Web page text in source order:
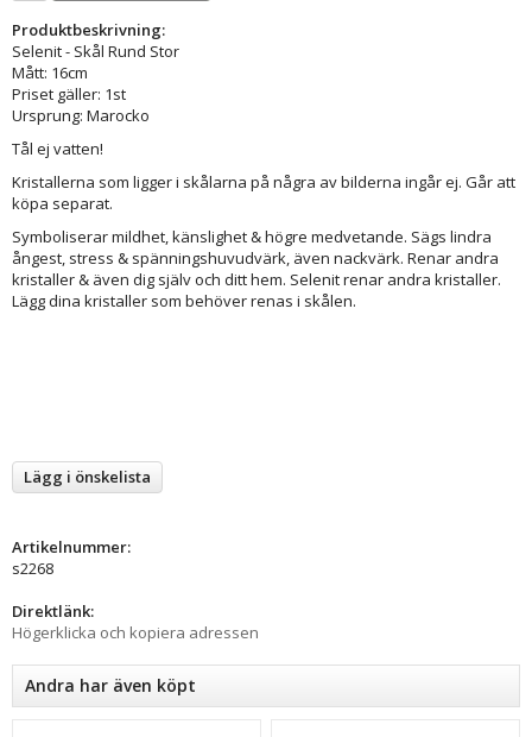
Produktbeskrivning:
Selenit - Skål Rund Stor
Mått: 16cm
Priset gäller: 1st
Ursprung: Marocko
Tål ej vatten!
Kristallerna som ligger i skålarna på några av bilderna ingår ej. Går att
köpa separat.
Symboliserar mildhet, känslighet & högre medvetande. Sägs lindra
ångest, stress & spänningshuvudvärk, även nackvärk. Renar andra
kristaller & även dig själv och ditt hem. Selenit renar andra kristaller.
Lägg dina kristaller som behöver renas i skålen.
Lägg i önskelista
Artikelnummer:
s2268
Direktlänk:
Högerklicka och kopiera adressen
Andra har även köpt